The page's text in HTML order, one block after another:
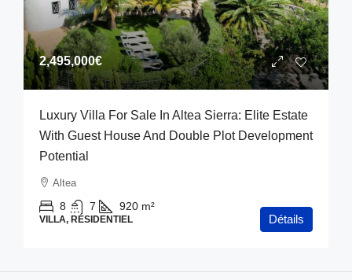
2,495,000€
Luxury Villa For Sale In Altea Sierra: Elite Estate
With Guest House And Double Plot Development
Potential
Altea
8 7 920 m²
VILLA, RÉSIDENTIEL Détails